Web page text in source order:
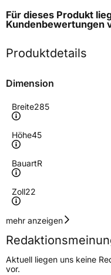
Für dieses Produkt
Kundenbewertungen
Produktdetails
Dimension
Breite285
Höhe45
BauartR
Zoll22
Geschwindigkeitsindex
Höchstgeschwindigkeit
Lastindex114
mehr anzeigen
Aktuell liegen uns keine
vor.